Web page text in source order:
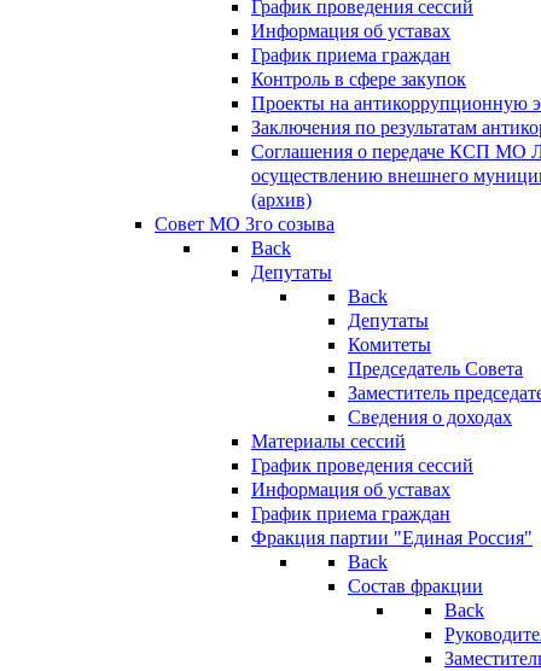
График проведения сессий
Информация об уставах
График приема граждан
Контроль в сфере закупок
Проекты на антикоррупционную
Заключения по результатам
Соглашения о передаче КСП МО
осуществлению внешнего
(архив)
Совет МО 3го созыва
Back
Депутаты
Back
Депутаты
Комитеты
Председатель Совета
Заместитель
Сведения о доходах
Материалы сессий
График проведения сессий
Информация об уставах
График приема граждан
Фракция партии "Единая Россия"
Back
Состав фракции
Back